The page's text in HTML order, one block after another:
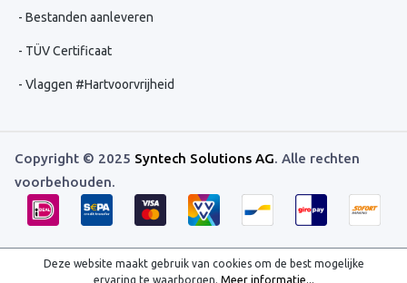
Bestanden aanleveren
TÜV Certificaat
Vlaggen #Hartvoorvrijheid
Copyright © 2025 Syntech Solutions AG. Alle rechten
voorbehouden.
Deze website maakt gebruik van cookies om de best mogelijke
ervaring te waarborgen. Meer informatie...